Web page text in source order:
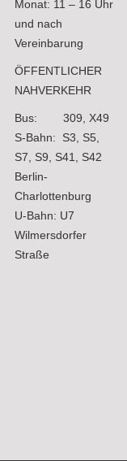
Monat: 11 – 16 Uhr
und nach
Vereinbarung
ÖFFENTLICHER
NAHVERKEHR
Bus: 309, X49
S-Bahn: S3, S5,
S7, S9, S41, S42
Berlin-
Charlottenburg
U-Bahn: U7
Wilmersdorfer
Straße